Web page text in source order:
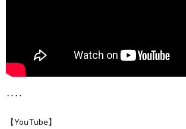
‥‥
【YouTube】